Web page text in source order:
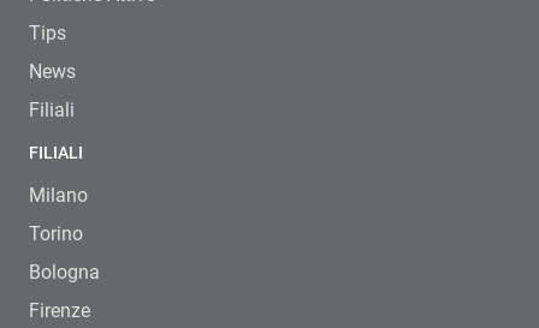
Tips
News
Filiali
FILIALI
Milano
Torino
Bologna
Firenze